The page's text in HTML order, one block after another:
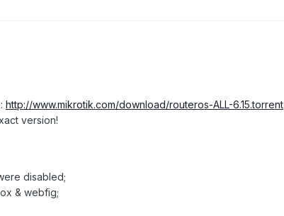
http://www.mikrotik.com/download/routeros-ALL-6.15.torrent
version!
disabled;
& webfig;